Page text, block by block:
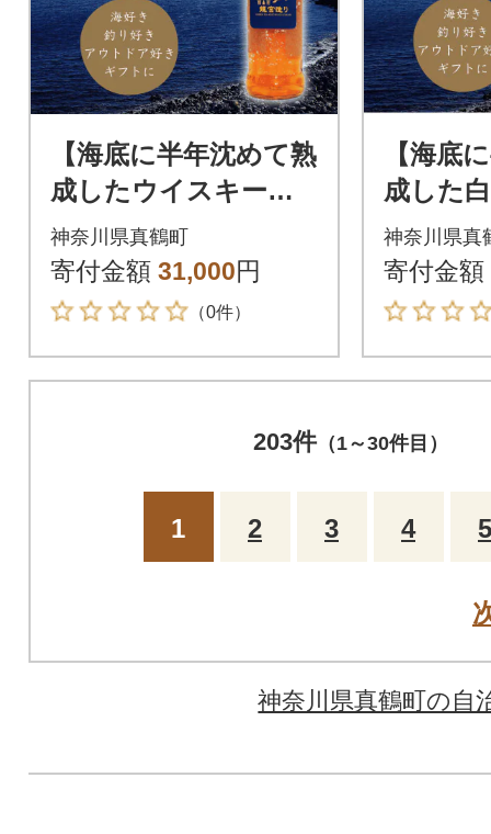
【海底に半年沈めて熟
成したウイスキー】
スコッチ ブレンデッ
ド CLAYMORE 700ml
#8
神奈川県真鶴町
寄付金額 31,000円
（0件）
【海底
成した
口 NO
ONNAY
神奈川県真
寄付金額
203件（1～30件目）
1 2 3 4 5
神奈川県真鶴町の自